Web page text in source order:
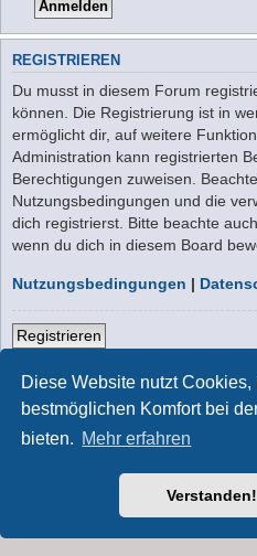
Diese Website nutzt Cookies,
bestmöglichen Komfort bei
bieten. Mehr erfahren
Verstanden!
REGISTRIEREN
Du musst in diesem Forum
können. Die Registrierung ist in
ermöglicht dir, auf weitere
Administration kann registrierten
Berechtigungen zuweisen.
Nutzungsbedingungen und die
dich registrierst. Bitte beachte
wenn du dich in diesem Board
Nutzungsbedingungen |
Registrieren
Campers-World-Forum Portal